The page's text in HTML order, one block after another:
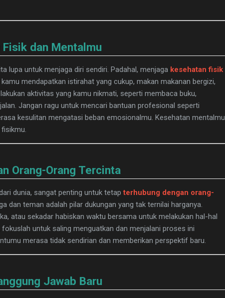
dan Mentalmu
lupa untuk menjaga diri sendiri. Padahal, menjaga kesehatan fisik
mendapatkan istirahat yang cukup, makan makanan bergizi,
aktivitas yang kamu nikmati, seperti membaca buku,
Jangan ragu untuk mencari bantuan profesional seperti
kesulitan mengatasi beban emosionalmu. Kesehatan mentalmu
Orang-Orang Tercinta
dunia, sangat penting untuk tetapterhubung dengan orang-
dan teman adalah pilar dukungan yang tak ternilai harganya.
atau sekadar habiskan waktu bersama untuk melakukan hal-hal
untuk saling menguatkan dan menjalani proses ini
merasa tidak sendirian dan memberikan perspektif baru.
Jawab Baru